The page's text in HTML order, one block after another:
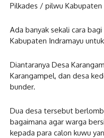
Pilkades / pilwu Kabupaten
Ada banyak sekali cara
Kabupaten Indramayu
Diantaranya Desa
Karangampel, dan desa
bunder.
Dua desa tersebut
bagaimana agar warga
kepada para calon kuwu